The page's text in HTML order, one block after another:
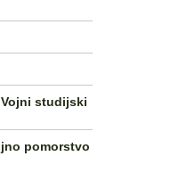
studijski
pomorstvo